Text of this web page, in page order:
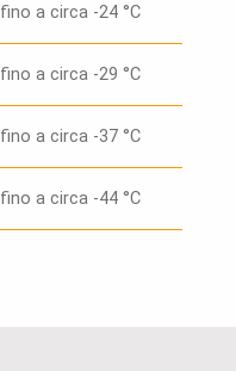
fino a circa -24 °C
fino a circa -29 °C
fino a circa -37 °C
fino a circa -44 °C